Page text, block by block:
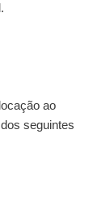
ao
seguintes